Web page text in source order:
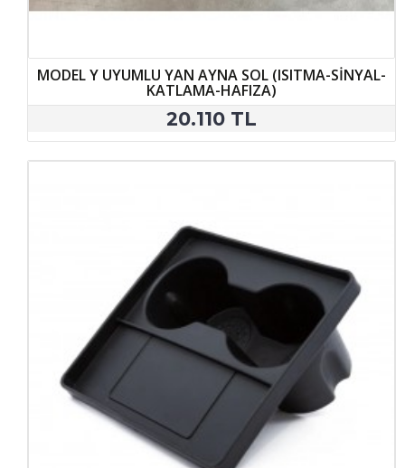
MODEL Y UYUMLU YAN AYNA SOL (ISITMA-SİNYAL-
KATLAMA-HAFIZA)
20.110 TL